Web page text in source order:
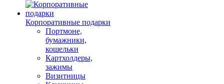
Корпоративные подарки
Портмоне,
бумажники,
кошельки
Картхолдеры,
зажимы
Визитницы